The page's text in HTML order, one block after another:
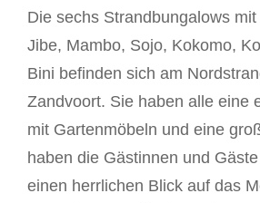
Die sechs Strandbungalows
Jibe, Mambo, Sojo, Kokomo,
Bini befinden sich am
Zandvoort. Sie haben alle eine
mit Gartenmöbeln und eine
haben die Gästinnen und
einen herrlichen Blick auf das